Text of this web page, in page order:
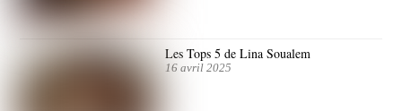
Les Tops 5 de Lina Soualem
16 avril 2025